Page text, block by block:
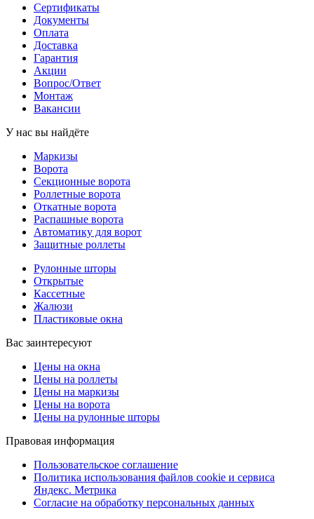
Сертификаты
Документы
Оплата
Доставка
Гарантия
Акции
Вопрос/Ответ
Монтаж
Вакансии
У нас вы найдёте
Маркизы
Ворота
Секционные ворота
Роллетные ворота
Откатные ворота
Распашные ворота
Автоматику для ворот
Защитные роллеты
Рулонные шторы
Открытые
Кассетные
Жалюзи
Пластиковые окна
Вас заинтересуют
Цены на окна
Цены на роллеты
Цены на маркизы
Цены на ворота
Цены на рулонные шторы
Правовая информация
Пользовательское соглашение
Политика использования файлов cookie и сервиса
Яндекс. Метрика
Согласие на обработку персональных данных